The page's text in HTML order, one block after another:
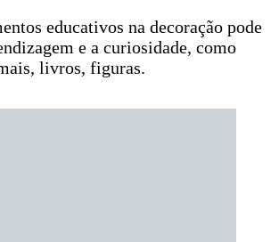
educativos na decoração pode
e a curiosidade, como
livros, figuras.